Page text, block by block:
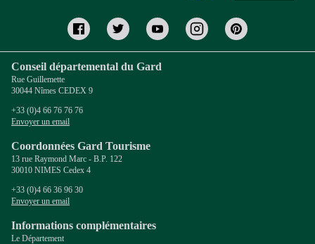
Conseil départemental du Gard
Rue Guillemette
30044 Nîmes CEDEX 9
+33 (0)4 66 76 76 76
Envoyer un email
Coordonnées Gard Tourisme
13 rue Raymond Marc - B.P. 122
30010 NIMES Cedex 4
+33 (0)4 66 36 96 30
Envoyer un email
Informations complémentaires
Le Département